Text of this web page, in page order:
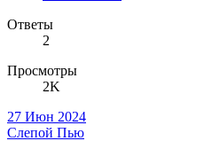
Ответы
2
Просмотры
2K
27 Июн 2024
Слепой Пью